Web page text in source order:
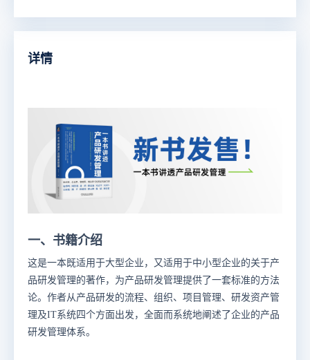
详情
一、书籍介绍
这是一本既适用于大型企业，又适用于中小型企业的关于产
品研发管理的著作，为产品研发管理提供了一套标准的方法
论。作者从产品研发的流程、组织、项目管理、研发资产管
理及IT系统四个方面出发，全面而系统地阐述了企业的产品
研发管理体系。